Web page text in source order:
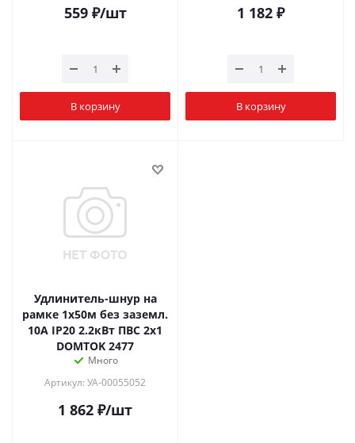
559₽/шт
В корзину
1 182 ₽
В корзину
Удлинитель-шнур на
рамке 1х50м без заземл.
10А IP20 2.2кВт ПВС 2х1
DOMTOK 2477
Много
Артикул: УА-00055052
1 862 ₽/шт